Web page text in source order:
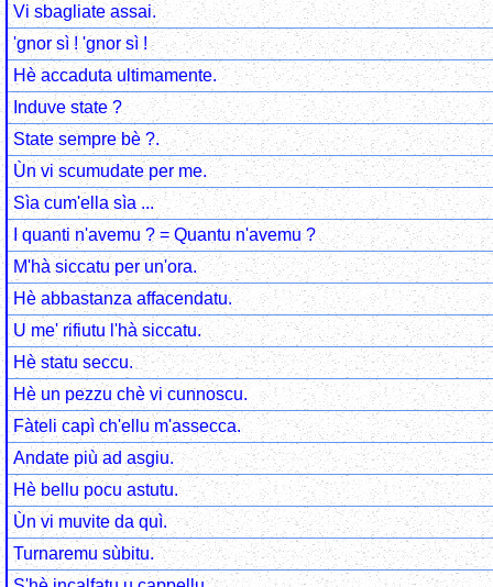
Vi sbagliate assai.
'gnor sì ! 'gnor sì !
Hè accaduta ultimamente.
Induve state ?
State sempre bè ?.
Ùn vi scumudate per me.
Sìa cum'ella sìa ...
I quanti n'avemu ? = Quantu n'avemu ?
M'hà siccatu per un'ora.
Hè abbastanza affacendatu.
U me' rifiutu l'hà siccatu.
Hè statu seccu.
Hè un pezzu chè vi cunnoscu.
Fàteli capì ch'ellu m'assecca.
Andate più ad asgiu.
Hè bellu pocu astutu.
Ùn vi muvite da quì.
Turnaremu sùbitu.